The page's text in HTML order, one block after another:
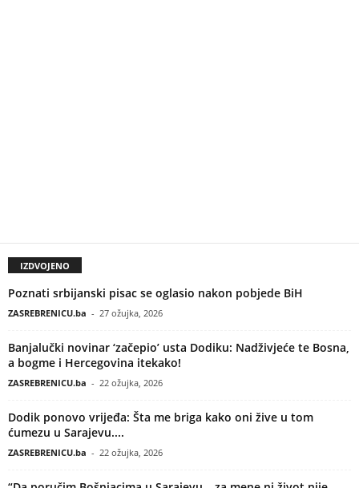
IZDVOJENO
Poznati srbijanski pisac se oglasio nakon pobjede BiH
ZASREBRENICU.ba - 27 ožujka, 2026
Banjalučki novinar ‘začepio’ usta Dodiku: Nadživjeće te Bosna,
a bogme i Hercegovina itekako!
ZASREBRENICU.ba - 22 ožujka, 2026
Dodik ponovo vrijeđa: Šta me briga kako oni žive u tom
ćumezu u Sarajevu....
ZASREBRENICU.ba - 22 ožujka, 2026